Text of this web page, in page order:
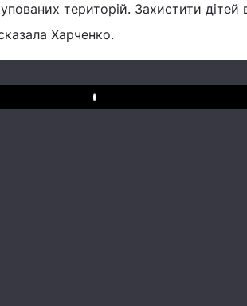
територій. Захистити дітей
Харченко.
Play